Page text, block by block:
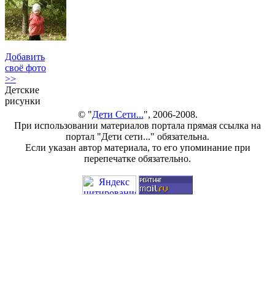
Добавить
своё фото
>>
Детские
рисунки
© "Дети Сети...", 2006-2008.
При использовании материалов портала прямая ссылка на
портал "Дети сети..." обязательна.
Если указан автор материала, то его упоминание при
перепечатке обязательно.